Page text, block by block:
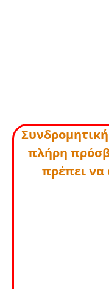
πλήρη
πρέπει να